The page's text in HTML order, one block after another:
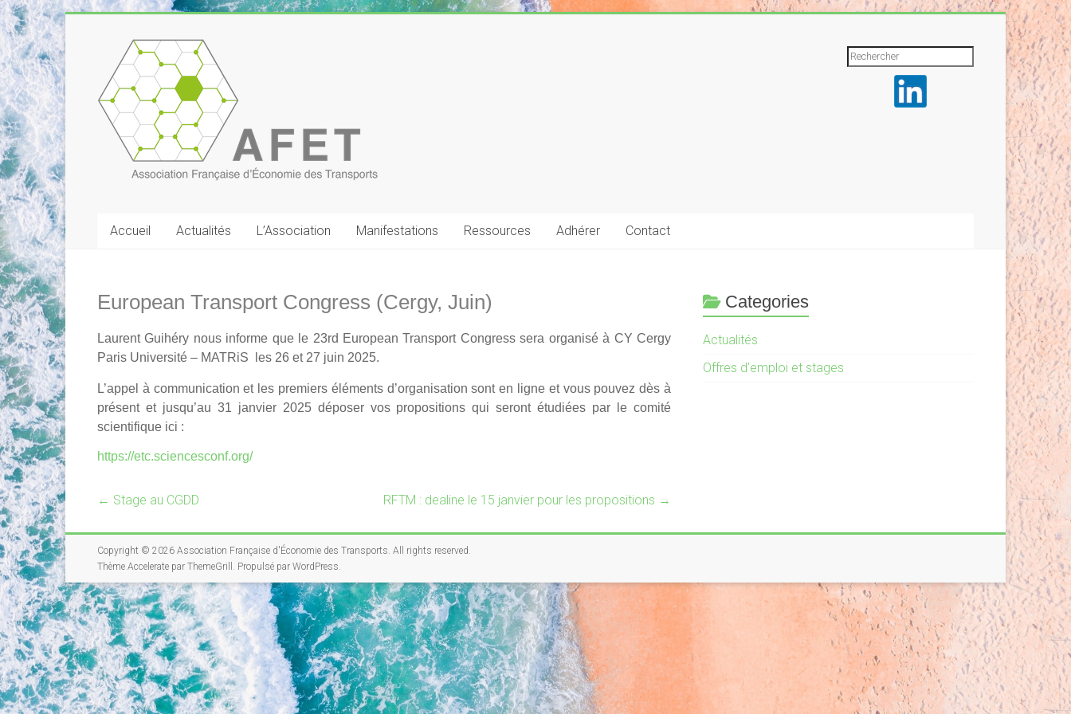
content
Association
Française
d'Économie
des
Transports
Rechercher
Accueil Actualités L’Association Manifestations Ressources Adhérer Contact
European Transport Congress (Cergy, Juin)
Laurent Guihéry nous informe que le 23rd European Transport Congress sera organisé à CY Cergy
Paris Université – MATRiS les 26 et 27 juin 2025.
L’appel à communication et les premiers éléments d’organisation sont en ligne et vous pouvez dès à
présent et jusqu’au 31 janvier 2025déposer vos propositions qui seront étudiées par le comité
scientifique ici :
https://etc.sciencesconf.org/
← Stage au CGDD RFTM : dealine le 15 janvier pour les propositions →
Categories
Actualités
Offres d’emploi et stages
Copyright © 2026 Association Française d'Économie des Transports. All rights reserved.
Thème Accelerate par ThemeGrill. Propulsé par WordPress.